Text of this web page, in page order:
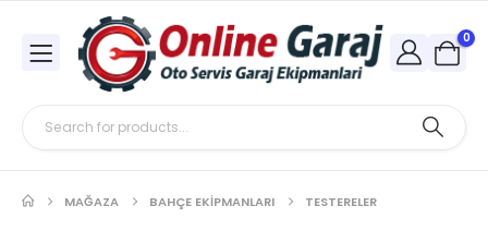
0
MAĞAZA BAHÇE EKIPMANLARI TESTERELER